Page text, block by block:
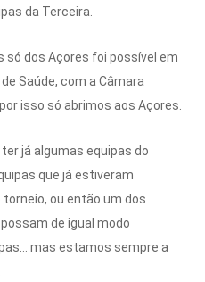
da Terceira.
só dos Açores foi possível em
Saúde, com a Câmara
isso só abrimos aos Açores.
já algumas equipas do
que já estiveram
ou então um dos
de igual modo
mas estamos sempre a